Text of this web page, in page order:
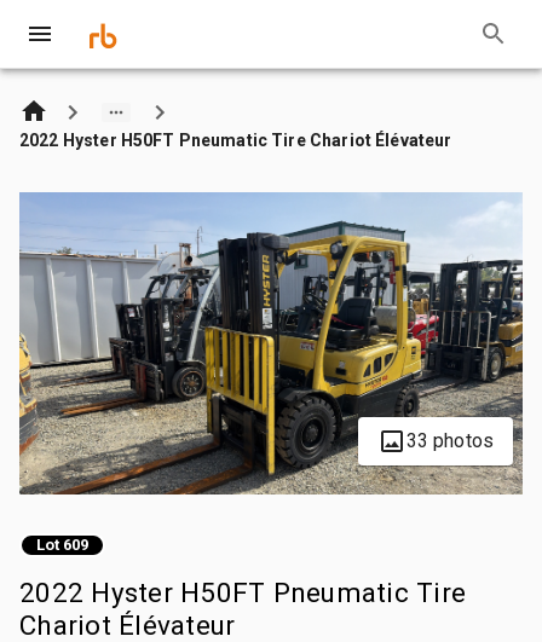
2022 Hyster H50FT Pneumatic Tire Chariot Élévateur
33 photos
Lot 609
2022 Hyster H50FT Pneumatic Tire
Chariot Élévateur